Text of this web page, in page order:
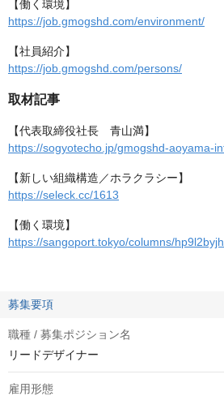
【働く環境】
https://job.gmogshd.com/environment/
【社員紹介】
https://job.gmogshd.com/persons/
取材記事
【代表取締役社長 青山満】
https://sogyotecho.jp/gmogshd-aoyama-
【新しい組織構造／ホラクラシー】
https://seleck.cc/1613
【働く環境】
https://sangoport.tokyo/columns/
募集要項
職種 / 募集ポジション名
リードデザイナー
雇用形態